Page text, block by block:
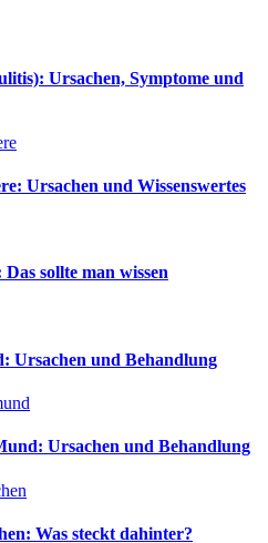
Ursachen, Symptome und
Ursachen und Wissenswertes
sollte man wissen
Ursachen und Behandlung
Ursachen und Behandlung
Was steckt dahinter?